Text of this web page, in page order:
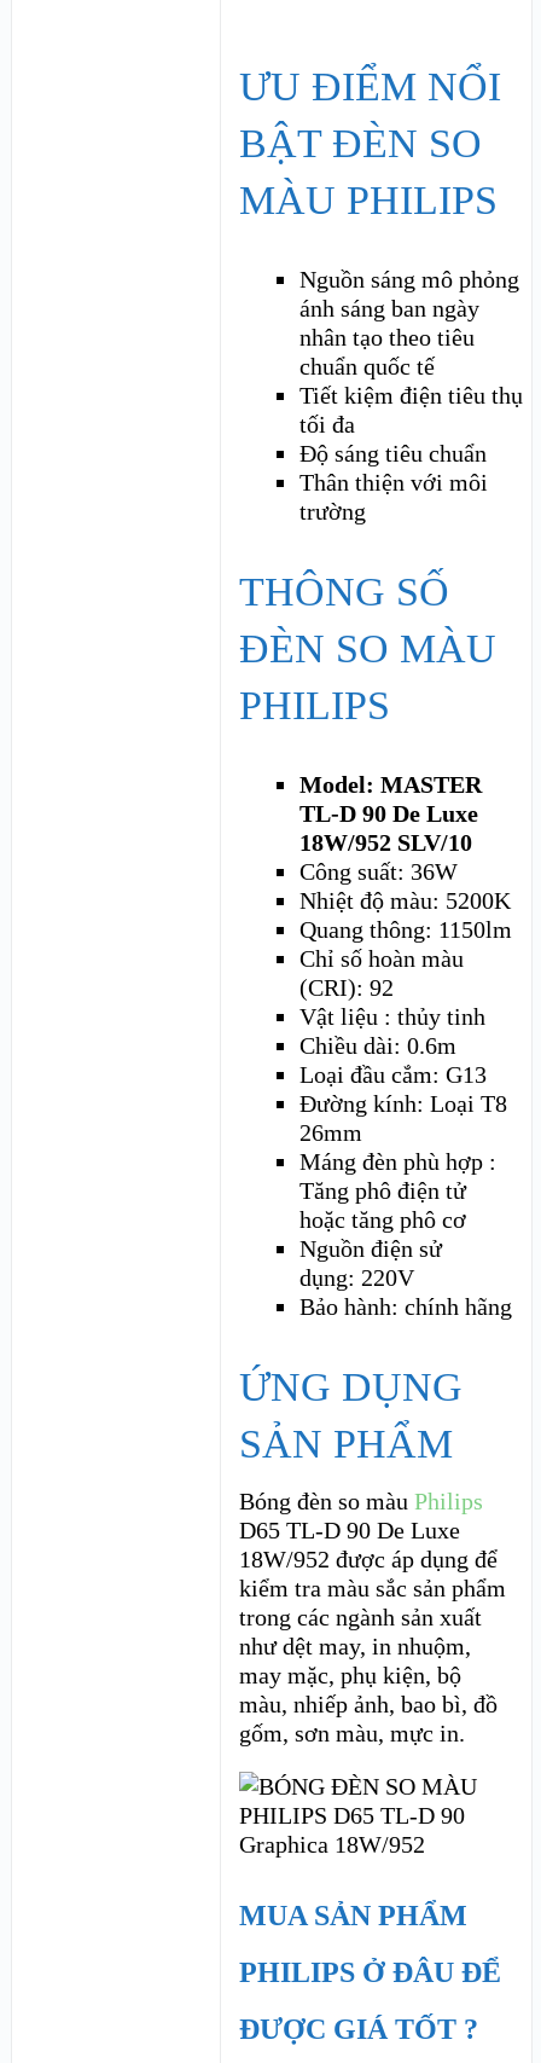
ƯU ĐIỂM NỔI
BẬT ĐÈN SO
MÀU PHILIPS
Nguồn sáng mô phỏng
ánh sáng ban ngày
nhân tạo theo tiêu
chuẩn quốc tế
Tiết kiệm điện tiêu thụ
tối đa
Độ sáng tiêu chuẩn
Thân thiện với môi
trường
THÔNG SỐ
ĐÈN SO MÀU
PHILIPS
Model: MASTER
TL-D 90 De Luxe
18W/952 SLV/10
Công suất: 36W
Nhiệt độ màu: 5200K
Quang thông: 1150lm
Chỉ số hoàn màu
(CRI): 92
Vật liệu : thủy tinh
Chiều dài: 0.6m
Loại đầu cắm: G13
Đường kính: Loại T8
26mm
Máng đèn phù hợp :
Tăng phô điện tử
hoặc tăng phô cơ
Nguồn điện sử
dụng: 220V
Bảo hành: chính hãng
ỨNG DỤNG
SẢN PHẨM
Bóng đèn so màuPhilips
D65 TL-D 90 De Luxe
18W/952 được áp dụng để
kiểm tra màu sắc sản phẩm
trong các ngành sản xuất
như dệt may, in nhuộm,
may mặc, phụ kiện, bộ
màu, nhiếp ảnh, bao bì, đồ
gốm, sơn màu, mực in.
MUA SẢN PHẨM
PHILIPS Ở ĐÂU ĐỂ
ĐƯỢC GIÁ TỐT ?